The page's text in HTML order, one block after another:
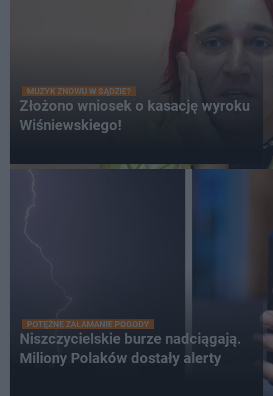
MUZYK ZNOWU W SĄDZIE?
Złożono wniosek o kasację wyroku
Wiśniewskiego!
POTĘŻNE ZAŁAMANIE POGODY
Niszczycielskie burze nadciągają.
Miliony Polaków dostały alerty